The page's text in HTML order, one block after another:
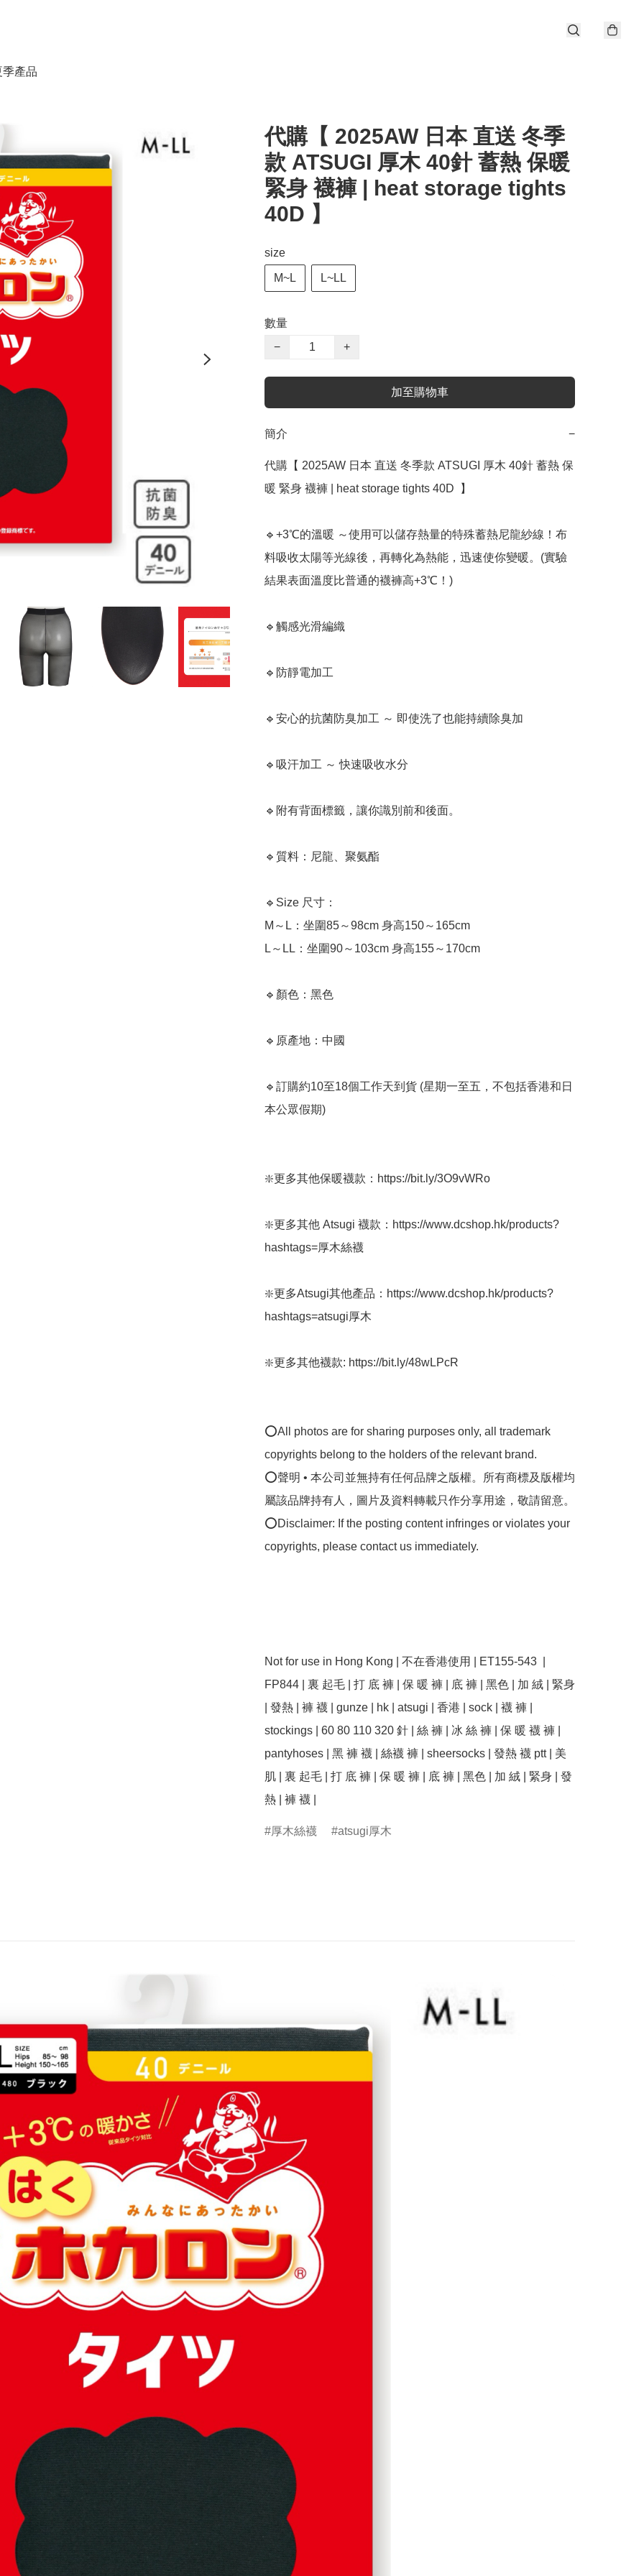
產品
代購【 2025AW 日本 直送 冬季
款 ATSUGI 厚木 40針 蓄熱 保暖
緊身 襪褲 | heat storage tights
40D 】
size
M~L L~LL
數量
−
+
加至購物車
簡介 −
代購【 2025AW 日本 直送 冬季款 ATSUGI 厚木 40針 蓄熱 保
暖 緊身 襪褲 | heat storage tights 40D  】
🔹+3℃的溫暖 ～使用可以儲存熱量的特殊蓄熱尼龍紗線！布
料吸收太陽等光線後，再轉化為熱能，迅速使你變暖。(實驗
結果表面溫度比普通的襪褲高+3℃！)
🔹觸感光滑編織
🔹防靜電加工
🔹安心的抗菌防臭加工 ～ 即使洗了也能持續除臭加
🔹吸汗加工 ～ 快速吸收水分
🔹附有背面標籤，讓你識別前和後面。
🔹質料：尼龍、聚氨酯
🔹Size 尺寸：
M～L：坐圍85～98cm 身高150～165cm
L～LL：坐圍90～103cm 身高155～170cm
🔹顏色：黑色
🔹原產地：中國
🔹訂購約10至18個工作天到貨 (星期一至五，不包括香港和日
本公眾假期) ﻿
❇️更多其他保暖襪款：https://bit.ly/3O9vWRo
❇️更多其他 Atsugi 襪款：https://www.dcshop.hk/products?
hashtags=厚木絲襪
❇️更多Atsugi其他產品：https://www.dcshop.hk/products?
hashtags=atsugi厚木
❇️更多其他襪款: https://bit.ly/48wLPcR
⭕All photos are for sharing purposes only, all trademark
copyrights belong to the holders of the relevant brand.
⭕聲明 • 本公司並無持有任何品牌之版權。所有商標及版權均
屬該品牌持有人，圖片及資料轉載只作分享用途，敬請留意。
⭕Disclaimer: If the posting content infringes or violates your
copyrights, please contact us immediately.
Not for use in Hong Kong | 不在香港使用 | ET155-543  |
FP844 | 裏 起毛 | 打 底 褲 | 保 暖 褲 | 底 褲 | 黑色 | 加 絨 | 緊身
| 發熱 | 褲 襪 | gunze | hk | atsugi | 香港 | sock | 襪 褲 |
stockings | 60 80 110 320 針 | 絲 褲 | 冰 絲 褲 | 保 暖 襪 褲 |
pantyhoses | 黑 褲 襪 | 絲襪 褲 | sheersocks | 發熱 襪 ptt | 美
肌 | 裏 起毛 | 打 底 褲 | 保 暖 褲 | 底 褲 | 黑色 | 加 絨 | 緊身 | 發
熱 | 褲 襪 |
厚木絲襪 atsugi厚木